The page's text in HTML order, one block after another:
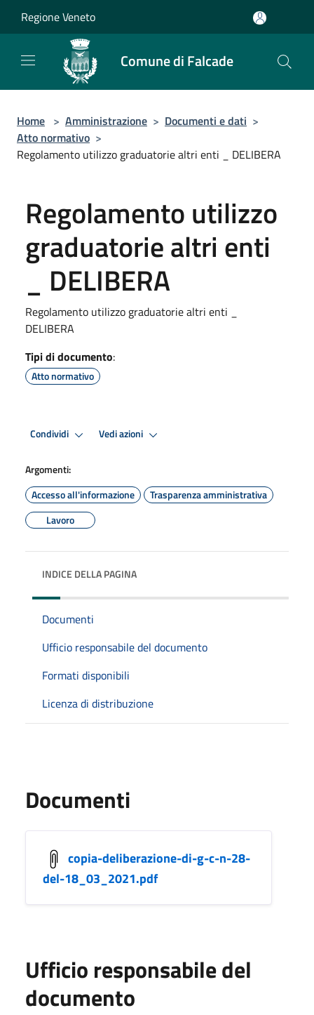
Regione Veneto
Comune di Falcade
Home > Amministrazione > Documenti e dati >
Atto normativo >
Regolamento utilizzo graduatorie altri enti _ DELIBERA
Regolamento utilizzo
graduatorie altri enti
_ DELIBERA
Regolamento utilizzo graduatorie altri enti _
DELIBERA
Tipi di documento:
Atto normativo
Condividi Vedi azioni
Argomenti:
Accesso all'informazione
Trasparenza amministrativa
Lavoro
INDICE DELLA PAGINA
Documenti
Ufficio responsabile del documento
Formati disponibili
Licenza di distribuzione
Documenti
copia-deliberazione-di-g-c-n-28-
del-18_03_2021.pdf
Ufficio responsabile del
documento